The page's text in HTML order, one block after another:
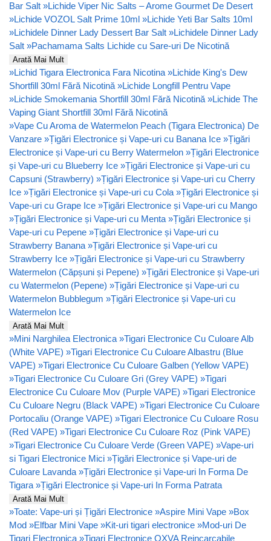
Bar Salt »Lichide Viper Nic Salts – Arome Gourmet De Desert
»Lichide VOZOL Salt Prime 10ml »Lichide Yeti Bar Salts 10ml
»Lichidele Dinner Lady Dessert Bar Salt »Lichidele Dinner Lady
Salt »Pachamama Salts Lichide cu Sare-uri De Nicotină
Arată Mai Mult
»Lichid Tigara Electronica Fara Nicotina »Lichide King's Dew
Shortfill 30ml Fără Nicotină »Lichide Longfill Pentru Vape
»Lichide Smokemania Shortfill 30ml Fără Nicotină »Lichide The
Vaping Giant Shortfill 30ml Fără Nicotină
»Vape Cu Aroma de Watermelon Peach (Tigara Electronica) De
Vanzare »Țigări Electronice și Vape-uri cu Banana Ice »Țigări
Electronice și Vape-uri cu Berry Watermelon »Țigări Electronice
și Vape-uri cu Blueberry Ice »Țigări Electronice și Vape-uri cu
Capsuni (Strawberry) »Țigări Electronice și Vape-uri cu Cherry
Ice »Țigări Electronice și Vape-uri cu Cola »Țigări Electronice și
Vape-uri cu Grape Ice »Țigări Electronice și Vape-uri cu Mango
»Țigări Electronice și Vape-uri cu Menta »Țigări Electronice și
Vape-uri cu Pepene »Țigări Electronice și Vape-uri cu
Strawberry Banana »Țigări Electronice și Vape-uri cu
Strawberry Ice »Țigări Electronice și Vape-uri cu Strawberry
Watermelon (Căpșuni și Pepene) »Țigări Electronice și Vape-uri
cu Watermelon (Pepene) »Țigări Electronice și Vape-uri cu
Watermelon Bubblegum »Țigări Electronice și Vape-uri cu
Watermelon Ice
Arată Mai Mult
»Mini Narghilea Electronica »Tigari Electronice Cu Culoare Alb
(White VAPE) »Tigari Electronice Cu Culoare Albastru (Blue
VAPE) »Tigari Electronice Cu Culoare Galben (Yellow VAPE)
»Tigari Electronice Cu Culoare Gri (Grey VAPE) »Tigari
Electronice Cu Culoare Mov (Purple VAPE) »Tigari Electronice
Cu Culoare Negru (Black VAPE) »Tigari Electronice Cu Culoare
Portocaliu (Orange VAPE) »Tigari Electronice Cu Culoare Rosu
(Red VAPE) »Tigari Electronice Cu Culoare Roz (Pink VAPE)
»Tigari Electronice Cu Culoare Verde (Green VAPE) »Vape-uri
si Tigari Electronice Mici »Țigări Electronice și Vape-uri de
Culoare Lavanda »Țigări Electronice și Vape-uri In Forma De
Tigara »Țigări Electronice și Vape-uri In Forma Patrata
Arată Mai Mult
»Toate: Vape-uri și Țigări Electronice »Aspire Mini Vape »Box
Mod »Elfbar Mini Vape »Kit-uri tigari electronice »Mod-uri De
Tigari Electronica »Tigari Electronice OXVA Reincarcabile